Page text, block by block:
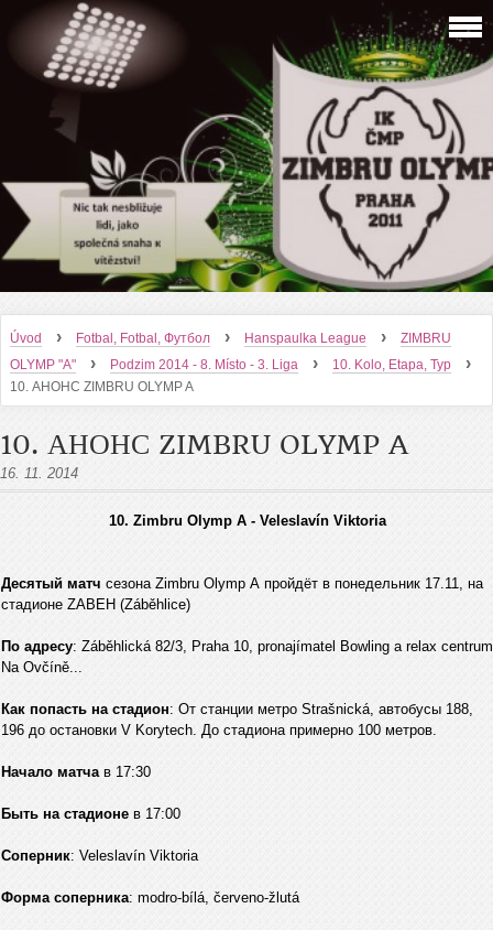
Úvod › Fotbal, Fotbal, Футбол › Hanspaulka League ›
ZIMBRU
OLYMP "A"
› Podzim 2014 - 8. Místo - 3. Liga › 10. Kolo, Etapa, Тур ›
10. АНОНС ZIMBRU OLYMP A
10. АНОНС ZIMBRU OLYMP A
16. 11. 2014
10. Zimbru Olymp A - Veleslavín Viktoria
Десятый матч сезона Zimbru Оlymp А пройдёт в понедельник 17.11, на
стадионе ZABEH (Záběhlice)
По адресу: Záběhlická 82/3, Praha 10, pronajímatel Bowling a relax centrum
Na Ovčíně...
Как попасть на стадион: От станции метро Strašnická, автобусы 188,
196 до остановки V Korytech. До стадиона примерно 100 метров.
Начало матча в 17:30
Быть на стадионе в 17:00
Соперник: Veleslavín Viktoria
Форма соперника: modro-bílá, červeno-žlutá